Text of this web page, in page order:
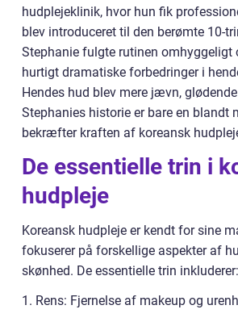
hudplejeklinik, hvor hun fik
blev introduceret til den berømte 10-
Stephanie fulgte rutinen omhyggeligt
hurtigt dramatiske forbedringer i
Hendes hud blev mere jævn,
Stephanies historie er bare en blandt
bekræfter kraften af koreansk
De essentielle trin i
hudpleje
Koreansk hudpleje er kendt for sine
fokuserer på forskellige aspekter af
skønhed. De essentielle trin inkluderer:
1. Rens: Fjernelse af makeup og